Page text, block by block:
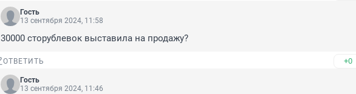
Гость
13 сентября 2024, 11:58
30000 сторублевок выставила на продажу?
ОТВЕТИТЬ +0
Гость
13 сентября 2024, 11:46